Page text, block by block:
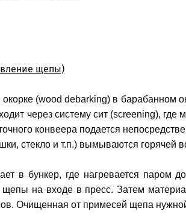
щепы)
окорке (wood debarking) в
через систему сит (screening),
конвеера подается
стекло и т.п.) вымываются горячей
в бункер, где нагревается паром
на входе в пресс. Затем
Очищенная от примесей щепа